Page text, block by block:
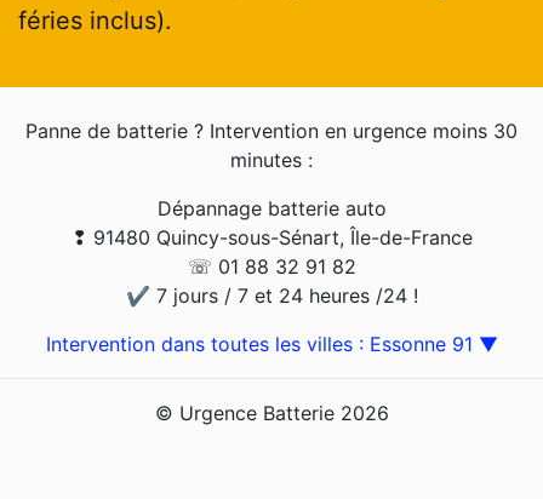
féries inclus).
Panne de batterie ? Intervention en urgence moins 30
minutes :
Dépannage batterie auto
❢ 91480 Quincy-sous-Sénart, Île-de-France
☏ 01 88 32 91 82
✔ 7 jours / 7 et 24 heures /24 !
Intervention dans toutes les villes : Essonne 91 ▼
© Urgence Batterie 2026